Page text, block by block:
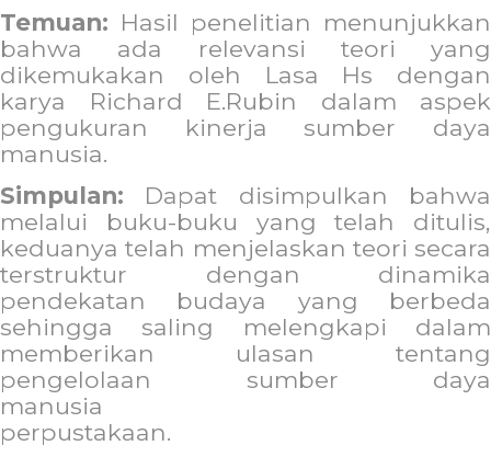
Temuan: Hasil penelitian menunjukkan
bahwa ada relevansi teori yang
dikemukakan oleh Lasa Hs dengan
karya Richard E.Rubin dalam aspek
pengukuran kinerja sumber daya
manusia.
Simpulan: Dapat disimpulkan bahwa
melalui buku-buku yang telah ditulis,
keduanya telah menjelaskan teori secara
terstruktur dengan dinamika
pendekatan budaya yang berbeda
sehingga saling melengkapi dalam
memberikan ulasan tentang
pengelolaan sumber daya
manusia
perpustakaan.